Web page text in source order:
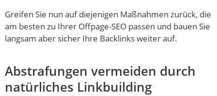
Greifen Sie nun auf diejenigen Maßnahmen zurück, die
am besten zu Ihrer Offpage-SEO passen und bauen Sie
langsam aber sicher Ihre Backlinks weiter auf.
Abstrafungen vermeiden durch
natürliches Linkbuilding